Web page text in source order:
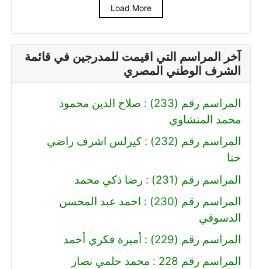
Load More
آخر المراسم التي اقيمت للمدرجين في قائمة
الشرف الوطني المصري
المراسم رقم (233) : صلاح الدين محمود
محمد المنشاوي
المراسم رقم (232) : كيرلس اشرف راضي
حنا
المراسم رقم (231) : رضا ذكي محمد
المراسم رقم (230) : احمد عبد المحسن
الدسوقي
المراسم رقم (229) : أميرة فكري أحمد
المراسم رقم 228 : محمد حلمي نصار